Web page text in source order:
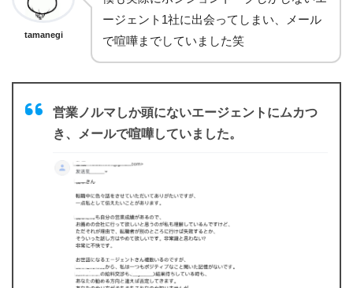
tamanegi
ージェント1社に出会ってしまい、メール
で喧嘩までしていました笑
営業ノルマしか頭にないエージェントにムカつ
き、メールで喧嘩していました。